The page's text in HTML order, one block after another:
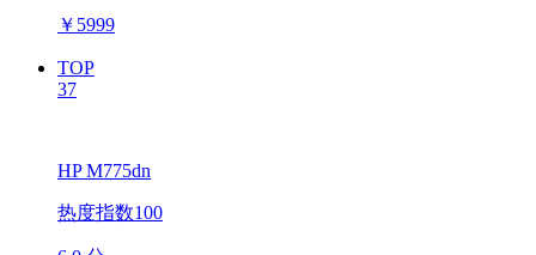
￥ 5999
TOP
37
HP M775dn
热度指数100